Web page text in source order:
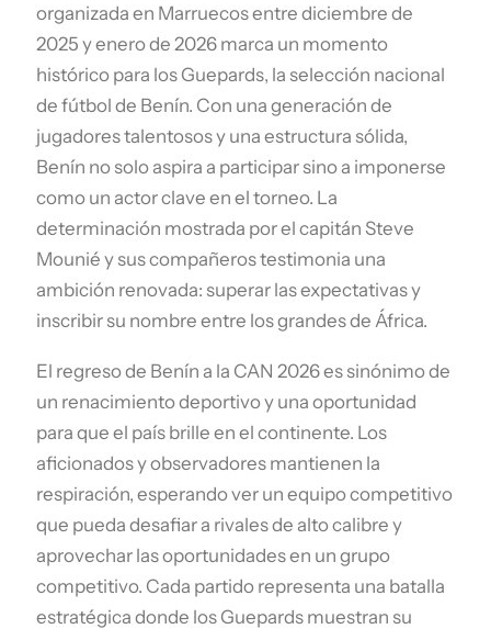
organizada en Marruecos entre diciembre de
2025 y enero de 2026 marca un momento
histórico para los Guepards, la selección nacional
de fútbol de Benín. Con una generación de
jugadores talentosos y una estructura sólida,
Benín no solo aspira a participar sino a imponerse
como un actor clave en el torneo. La
determinación mostrada por el capitán Steve
Mounié y sus compañeros testimonia una
ambición renovada: superar las expectativas y
inscribir su nombre entre los grandes de África.
El regreso de Benín a la CAN 2026 es sinónimo de
un renacimiento deportivo y una oportunidad
para que el país brille en el continente. Los
aficionados y observadores mantienen la
respiración, esperando ver un equipo competitivo
que pueda desafiar a rivales de alto calibre y
aprovechar las oportunidades en un grupo
competitivo. Cada partido representa una batalla
estratégica donde los Guepards muestran su